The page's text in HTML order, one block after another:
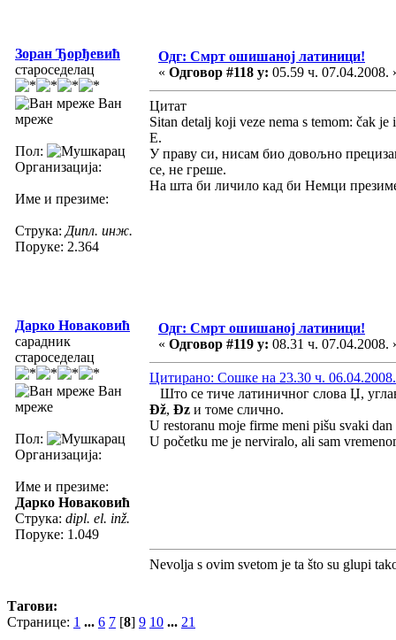
Зоран Ђорђевић
староседелац
Ван
мреже
Пол:
Организација:
Име и презиме:
Струка: Дипл. инж.
Поруке: 2.364
Одг: Смрт ошишаној латиници!
« Одговор #118 у: 05.59 ч. 07.04.2008.
Цитат
Sitan detalj koji veze nema s temom: čak
E.
У праву си, нисам био довољно
се, не греше.
На шта би личило кад би Немци
Дарко Новаковић
сарадник
староседелац
Ван
мреже
Пол:
Организација:
Име и презиме:
Дарко Новаковић
Струка: dipl. el. inž.
Поруке: 1.049
Одг: Смрт ошишаној латиници!
« Одговор #119 у: 08.31 ч. 07.04.2008.
Цитирано: Сошке на 23.30 ч. 06.04.2008.
Што се тиче латиничног слова Џ,
Đž, Đz и томе слично.
U restoranu moje firme meni pišu svaki
U početku me je nerviralo, ali sam
Nevolja s ovim svetom je ta što su glupi
Тагови:
Странице: 1 ... 6 7 [8] 9 10 ... 21